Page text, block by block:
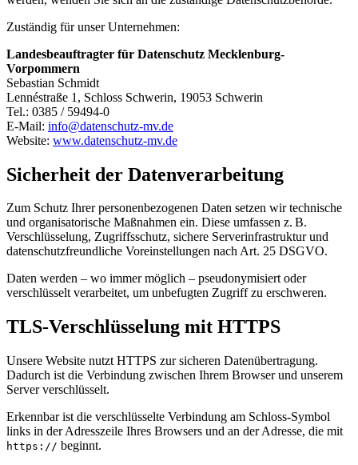
Zuständig für unser Unternehmen:
Landesbeauftragter für Datenschutz Mecklenburg-
Vorpommern
Sebastian Schmidt
Lennéstraße 1, Schloss Schwerin, 19053 Schwerin
Tel.: 0385 / 59494-0
E-Mail: info@datenschutz-mv.de
Website: www.datenschutz-mv.de
Sicherheit der Datenverarbeitung
Zum Schutz Ihrer personenbezogenen Daten setzen wir technische
und organisatorische Maßnahmen ein. Diese umfassen z. B.
Verschlüsselung, Zugriffsschutz, sichere Serverinfrastruktur und
datenschutzfreundliche Voreinstellungen nach Art. 25 DSGVO.
Daten werden – wo immer möglich – pseudonymisiert oder
verschlüsselt verarbeitet, um unbefugten Zugriff zu erschweren.
TLS-Verschlüsselung mit HTTPS
Unsere Website nutzt HTTPS zur sicheren Datenübertragung.
Dadurch ist die Verbindung zwischen Ihrem Browser und unserem
Server verschlüsselt.
Erkennbar ist die verschlüsselte Verbindung am Schloss-Symbol
links in der Adresszeile Ihres Browsers und an der Adresse, die mit
https:// beginnt.